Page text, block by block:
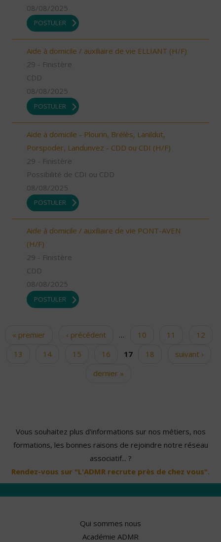
08/08/2025
POSTULER
Aide à domicile / auxiliaire de vie ELLIANT (H/F)
29 - Finistère
CDD
08/08/2025
POSTULER
Aide à domicile - Plourin, Brélès, Lanildut,
Porspoder, Landunvez - CDD ou CDI (H/F)
29 - Finistère
Possibilité de CDI ou CDD
08/08/2025
POSTULER
Aide à domicile / auxiliaire de vie PONT-AVEN
(H/F)
29 - Finistère
CDD
08/08/2025
POSTULER
Pages
« premier ‹ précédent … 10 11
12
13
14 15 16 17 18
suivant ›
dernier »
Vous souhaitez plus d'informations sur nos métiers, nos
formations, les bonnes raisons de rejoindre notre réseau
associatif... ?
Rendez-vous sur "L'ADMR recrute près de chez vous".
Qui sommes nous
Académie ADMR